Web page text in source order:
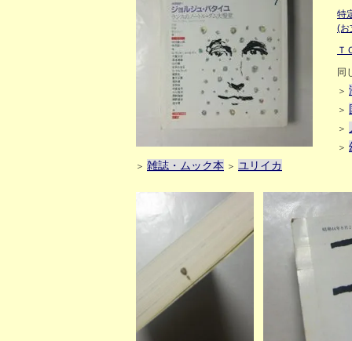
特
(お
Ｔ
同
＞
＞
＞
＞
＞ 雑誌・ムック本 ＞ ユリイカ